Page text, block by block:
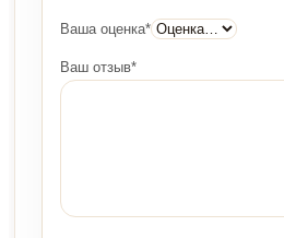
Ваша оценка*
Ваш отзыв*